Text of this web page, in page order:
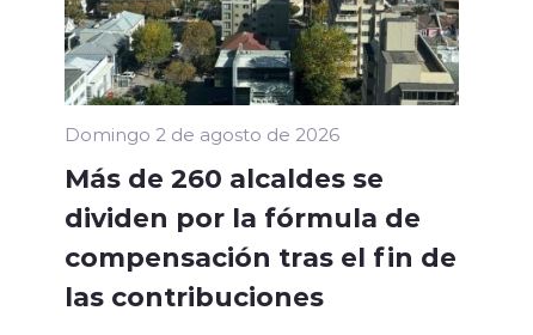
Domingo 2 de agosto de 2026
Más de 260 alcaldes se
dividen por la fórmula de
compensación tras el fin de
las contribuciones